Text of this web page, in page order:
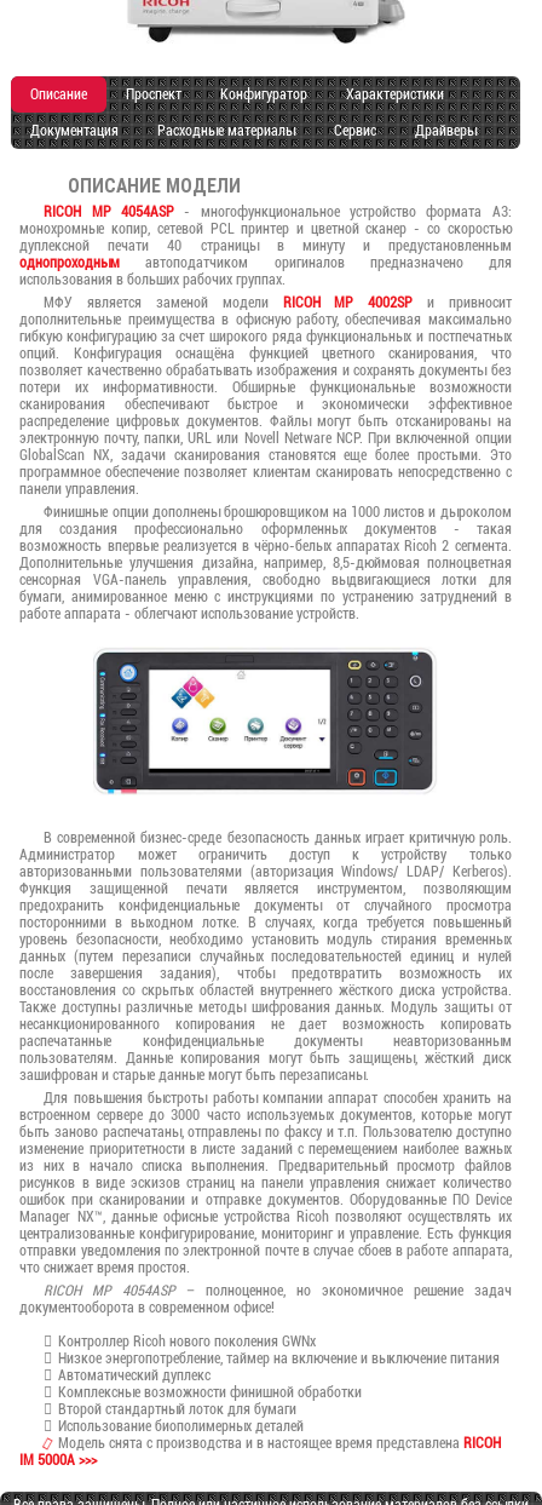
Описание Проспект Конфигуратор Характеристики
Документация Расходные материалы Сервис Драйверы
ОПИСАНИЕ МОДЕЛИ
RICOH MP 4054ASP - многофункциональное устройство формата А3:
монохромные копир, сетевой PCL принтер и цветной сканер - со скоростью
дуплексной печати 40 страницы в минуту и предустановленным
однопроходным автоподатчиком оригиналов предназначено для
использования в больших рабочих группах.
МФУ является заменой модели
RICOH MP 4002SP и привносит
дополнительные преимущества в офисную работу, обеспечивая максимально
гибкую конфигурацию за счет широкого ряда функциональных и постпечатных
опций. Конфигурация оснащёна функцией цветного сканирования, что
позволяет качественно обрабатывать изображения и сохранять документы без
потери их информативности. Обширные функциональные возможности
сканирования обеспечивают быстрое и экономически эффективное
распределение цифровых документов. Файлы могут быть отсканированы на
электронную почту, папки, URL или Novell Netware NCP. При включенной опции
GlobalScan NX, задачи сканирования становятся еще более простыми. Это
программное обеспечение позволяет клиентам сканировать непосредственно с
панели управления.
Финишные опции дополнены брошюровщиком на 1000 листов и дыроколом
для создания профессионально оформленных документов - такая
возможность впервые реализуется в чёрно-белых аппаратах Ricoh 2 сегмента.
Дополнительные улучшения дизайна, например, 8,5-дюймовая полноцветная
сенсорная VGA-панель управления, свободно выдвигающиеся лотки для
бумаги, анимированное меню с инструкциями по устранению затруднений в
работе аппарата - облегчают использование устройств.
В современной бизнес-среде безопасность данных играет критичную роль.
Администратор может ограничить доступ к устройству только
авторизованными пользователями (авторизация Windows/ LDAP/ Kerberos).
Функция защищенной печати является инструментом, позволяющим
предохранить конфиденциальные документы от случайного просмотра
посторонними в выходном лотке. В случаях, когда требуется повышенный
уровень безопасности, необходимо установить модуль стирания временных
данных (путем перезаписи случайных последовательностей единиц и нулей
после завершения задания), чтобы предотвратить возможность их
восстановления со скрытых областей внутреннего жёсткого диска устройства.
Также доступны различные методы шифрования данных. Модуль защиты от
несанкционированного копирования не дает возможность копировать
распечатанные конфиденциальные документы неавторизованным
пользователям. Данные копирования могут быть защищены, жёсткий диск
зашифрован и старые данные могут быть перезаписаны.
Для повышения быстроты работы компании аппарат способен хранить на
встроенном сервере до 3000 часто используемых документов, которые могут
быть заново распечатаны, отправлены по факсу и т.п. Пользователю доступно
изменение приоритетности в листе заданий с перемещением наиболее важных
из них в начало списка выполнения. Предварительный просмотр файлов
рисунков в виде эскизов страниц на панели управления снижает количество
ошибок при сканировании и отправке документов. Оборудованные ПО Device
Manager NX™, данные офисные устройства Ricoh позволяют осуществлять их
централизованные конфигурирование, мониторинг и управление. Есть функция
отправки уведомления по электронной почте в случае сбоев в работе аппарата,
что снижает время простоя.
RICOH MP 4054ASP– полноценное, но экономичное решение задач
документооборота в современном офисе!
Контроллер Ricoh нового поколения GWNx
Низкое энергопотребление, таймер на включение и выключение питания
Автоматический дуплекс
Комплексные возможности финишной обработки
Второй стандартный лоток для бумаги
Использование биополимерных деталей
Модель снята с производства и в настоящее время представлена RICOH
IM 5000A >>>